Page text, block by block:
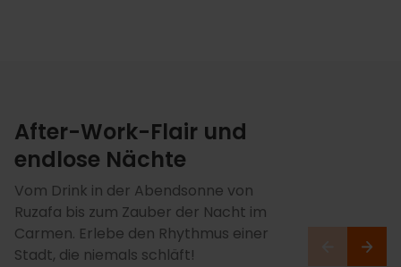
After-Work-Flair und
endlose Nächte
Vom Drink in der Abendsonne von
Ruzafa bis zum Zauber der Nacht im
Carmen. Erlebe den Rhythmus einer
Stadt, die niemals schläft!